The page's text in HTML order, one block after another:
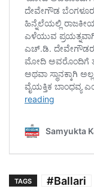
TAGS #Ballari